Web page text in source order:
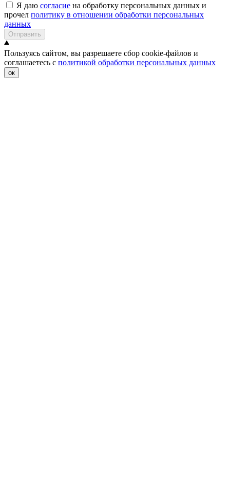
Я даю согласие на обработку персональных данных и
прочел политику в отношении обработки персональных
данных
Отправить
Пользуясь сайтом, вы разрешаете сбор cookie-файлов и
соглашаетесь с политикой обработки персональных данных
ок